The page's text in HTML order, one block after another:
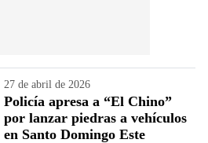
27 de abril de 2026
Policía apresa a “El Chino”
por lanzar piedras a vehículos
en Santo Domingo Este